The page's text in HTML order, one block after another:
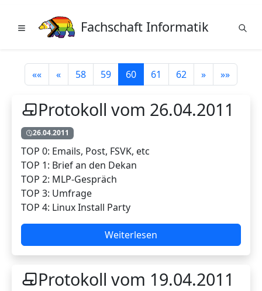
Fachschaft Informatik
«« « 58 59 60 61 62 » »»
Protokoll vom 26.04.2011
26.04.2011
TOP 0: Emails, Post, FSVK, etc
TOP 1: Brief an den Dekan
TOP 2: MLP-Gespräch
TOP 3: Umfrage
TOP 4: Linux Install Party
Weiterlesen
Protokoll vom 19.04.2011